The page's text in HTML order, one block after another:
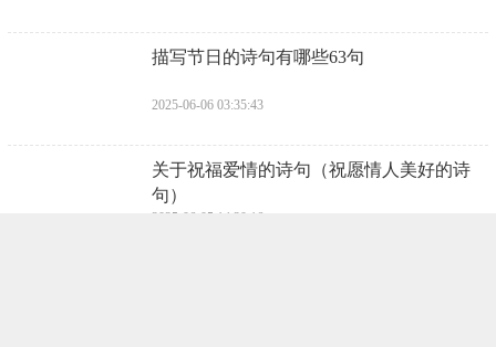
​描写节日的诗句有哪些63句
2025-06-06 03:35:43
​关于祝福爱情的诗句（祝愿情人美好的诗
句）
2025-06-05 14:20:16